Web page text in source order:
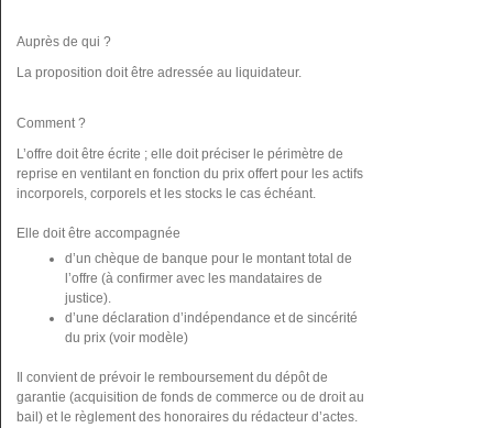
Auprès de qui ?
La proposition doit être adressée au liquidateur.
Comment ?
L’offre doit être écrite ; elle doit préciser le périmètre de
reprise en ventilant en fonction du prix offert pour les actifs
incorporels, corporels et les stocks le cas échéant.
Elle doit être accompagnée
d’un chèque de banque pour le montant total de
l’offre (à confirmer avec les mandataires de
justice).
d’une déclaration d’indépendance et de sincérité
du prix (voir modèle)
Il convient de prévoir le remboursement du dépôt de
garantie (acquisition de fonds de commerce ou de droit au
bail) et le règlement des honoraires du rédacteur d’actes.